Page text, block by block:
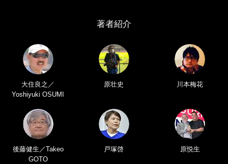
著者紹介
大住良之／
Yoshiyuki OSUMI
原壮史 川本梅花
後藤健生／Takeo
GOTO
戸塚啓 原悦生